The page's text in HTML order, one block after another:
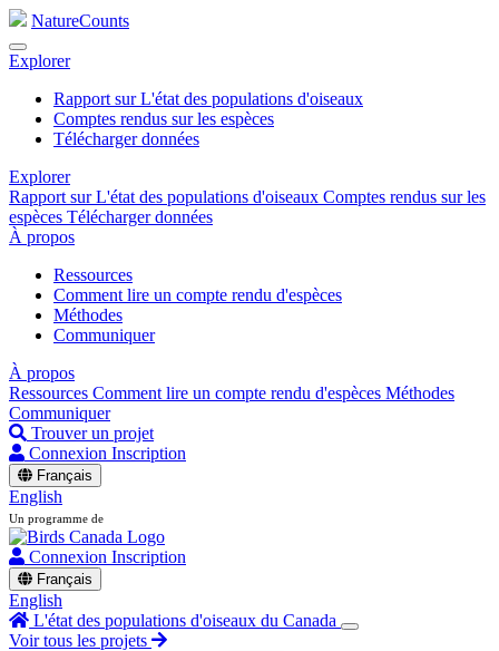
NatureCounts
Explorer
Rapport sur L'état des populations d'oiseaux
Comptes rendus sur les espèces
Télécharger données
Explorer
Rapport sur L'état des populations d'oiseaux Comptes rendus sur les
espèces Télécharger données
À propos
Ressources
Comment lire un compte rendu d'espèces
Méthodes
Communiquer
À propos
Ressources Comment lire un compte rendu d'espèces Méthodes
Communiquer
Trouver un projet
Connexion Inscription
Français
English
Un programme de
Connexion Inscription
Français
English
L'état des populations d'oiseaux du Canada
Voir tous les projets